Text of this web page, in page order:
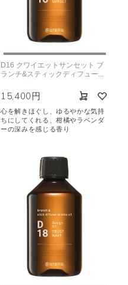
D16 クワイエットサンセット ブ
ランチ&スティックディフュー...
15,400円
心を解きほぐし、ゆるやかな気持
ちにしてくれる、柑橘やラベンダ
ーの深みを感じる香り